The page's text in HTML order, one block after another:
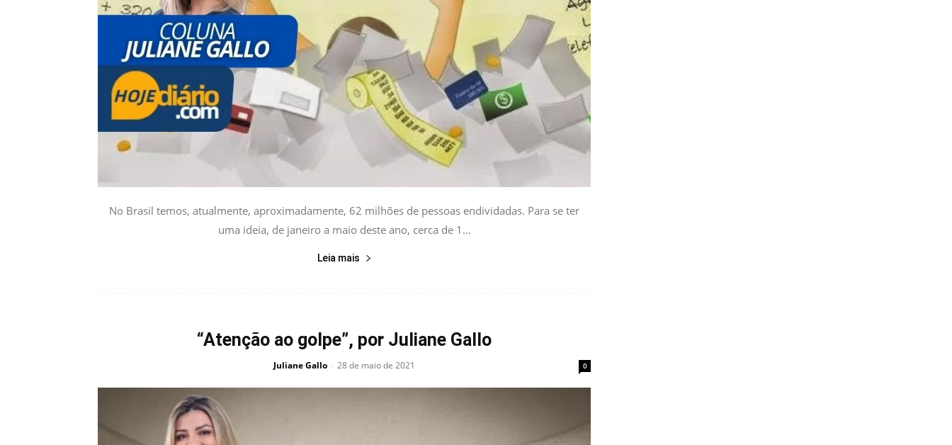
No Brasil temos, atualmente, aproximadamente, 62 milhões de pessoas endividadas. Para se ter
uma ideia, de janeiro a maio deste ano, cerca de 1...
Leia mais
“Atenção ao golpe”, por Juliane Gallo
Juliane Gallo - 28 de maio de 2021 0